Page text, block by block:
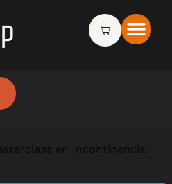
en Incontinencia